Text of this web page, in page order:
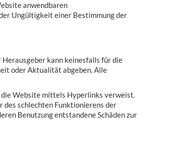
anwendbaren
Ungültigkeit einer Bestimmung der
kann keinesfalls für die
oder Aktualität abgeben. Alle
Website mittels Hyperlinks verweist.
des schlechten Funktionierens der
Benutzung entstandene Schäden zur